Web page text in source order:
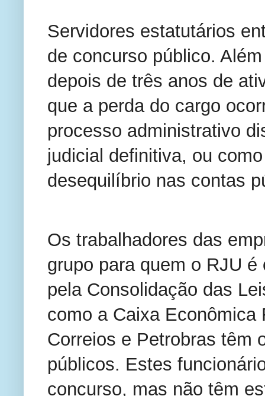
Servidores estatutários
de concurso público.
depois de três anos de
que a perda do cargo
processo administrativo
judicial definitiva, ou
desequilíbrio nas contas
Os trabalhadores das
grupo para quem o RJU
pela Consolidação das
como a Caixa
Correios e Petrobras têm
públicos. Estes
concurso, mas não têm